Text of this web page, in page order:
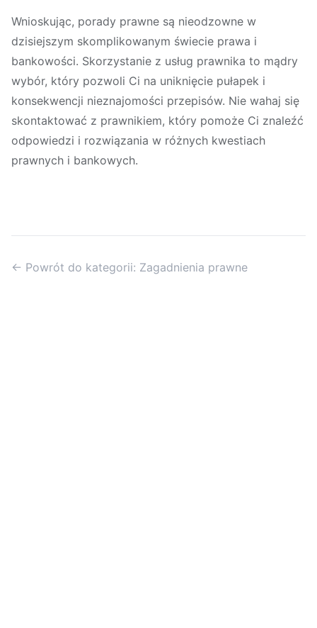
Wnioskując, porady prawne są nieodzowne w
dzisiejszym skomplikowanym świecie prawa i
bankowości. Skorzystanie z usług prawnika to mądry
wybór, który pozwoli Ci na uniknięcie pułapek i
konsekwencji nieznajomości przepisów. Nie wahaj się
skontaktować z prawnikiem, który pomoże Ci znaleźć
odpowiedzi i rozwiązania w różnych kwestiach
prawnych i bankowych.
← Powrót do kategorii: Zagadnienia prawne